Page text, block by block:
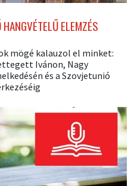
ELEMZÉS
mögé kalauzol el minket:
Ivánon, Nagy
és a Szovjetunió